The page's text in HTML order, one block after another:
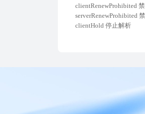
clientRenewProhibited
serverRenewProhibited
clientHold 停止解析